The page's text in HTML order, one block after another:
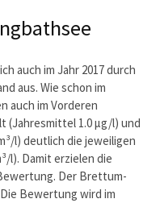
auch im Jahr 2017 durch
aus. Wie schon im
auch im Vorderen
(Jahresmittel 1.0 μg/l) und
l) deutlich die jeweiligen
l). Damit erzielen die
Der Brettum-
Bewertung wird im